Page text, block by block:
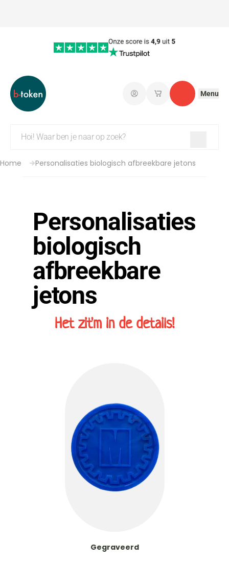
AanmeldenMijn opgeslagen
Contact
Menu
Home Personalisaties biologisch afbreekbare jetons
Personalisaties
biologisch
afbreekbare
jetons
Het zit'm in de details!
Gegraveerd